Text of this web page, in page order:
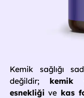
Kemik sağlığı
değildir; kemik
esnekliği ve kas